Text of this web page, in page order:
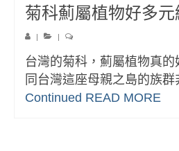
菊科薊屬植物好多元
台灣的菊科，薊屬植物真
同台灣這座母親之島的族
Continued READ MORE